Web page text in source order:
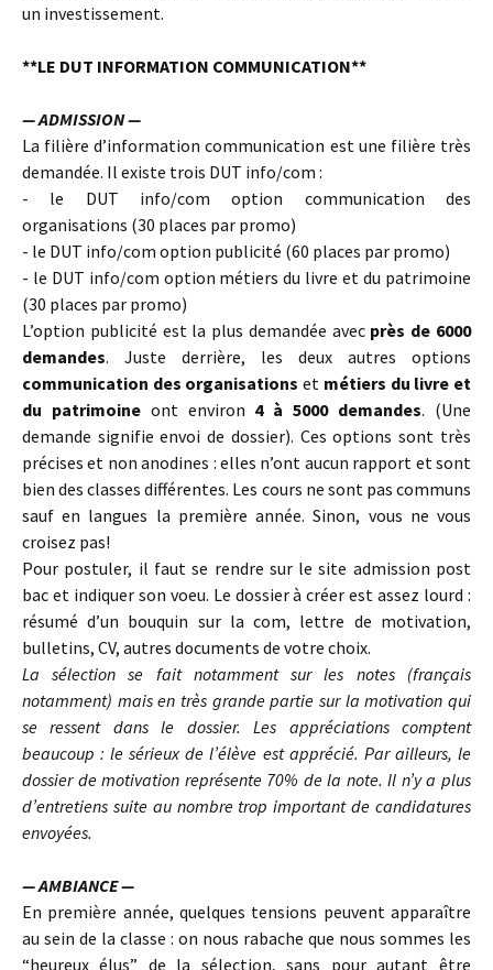
un investissement.
**LE DUT INFORMATION COMMUNICATION**
— ADMISSION —
La filière d’information communication est une filière très
demandée. Il existe trois DUT info/com :
- le DUT info/com option communication des
organisations (30 places par promo)
- le DUT info/com option publicité (60 places par promo)
- le DUT info/com option métiers du livre et du patrimoine
(30 places par promo)
L’option publicité est la plus demandée avec près de 6000
demandes. Juste derrière, les deux autres options
communication des organisations et métiers du livre et
du patrimoineont environ 4 à 5000 demandes. (Une
demande signifie envoi de dossier). Ces options sont très
précises et non anodines : elles n’ont aucun rapport et sont
bien des classes différentes. Les cours ne sont pas communs
sauf en langues la première année. Sinon, vous ne vous
croisez pas!
Pour postuler, il faut se rendre sur le site admission post
bac et indiquer son voeu. Le dossier à créer est assez lourd :
résumé d’un bouquin sur la com, lettre de motivation,
bulletins, CV, autres documents de votre choix.
La sélection se fait notamment sur les notes (français
notamment) mais en très grande partie sur la motivation qui
se ressent dans le dossier. Les appréciations comptent
beaucoup : le sérieux de l’élève est apprécié. Par ailleurs, le
dossier de motivation représente 70% de la note. Il n’y a plus
d’entretiens suite au nombre trop important de candidatures
envoyées.
— AMBIANCE —
En première année, quelques tensions peuvent apparaître
au sein de la classe : on nous rabache que nous sommes les
“heureux élus” de la sélection, sans pour autant être